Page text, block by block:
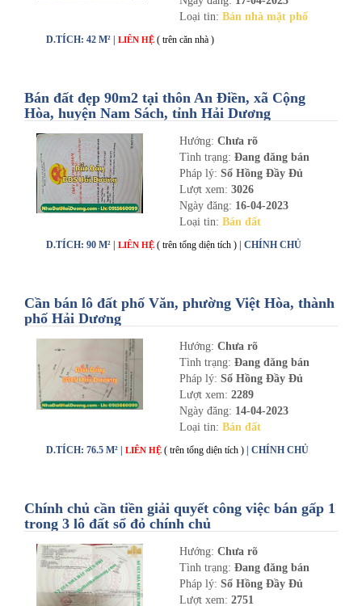
Loại tin: Bán nhà mặt phố
D.TÍCH: 42 M² | LIÊN HỆ ( trên căn nhà )
Bán đất đẹp 90m2 tại thôn An Điền, xã Cộng
Hòa, huyện Nam Sách, tỉnh Hải Dương
Hướng: Chưa rõ
Tình trạng: Đang đăng bán
Pháp lý: Sổ Hồng Đầy Đủ
Lượt xem: 3026
Ngày đăng: 16-04-2023
Loại tin: Bán đất
D.TÍCH: 90 M² | LIÊN HỆ ( trên tổng diện tích ) | CHÍNH CHỦ
Cần bán lô đất phố Văn, phường Việt Hòa, thành
phố Hải Dương
Hướng: Chưa rõ
Tình trạng: Đang đăng bán
Pháp lý: Sổ Hồng Đầy Đủ
Lượt xem: 2289
Ngày đăng: 14-04-2023
Loại tin: Bán đất
D.TÍCH: 76.5 M² | LIÊN HỆ ( trên tổng diện tích ) | CHÍNH CHỦ
Chính chủ cần tiền giải quyết công việc bán gấp 1
trong 3 lô đất sổ đỏ chính chủ
Hướng: Chưa rõ
Tình trạng: Đang đăng bán
Pháp lý: Sổ Hồng Đầy Đủ
Lượt xem: 2751